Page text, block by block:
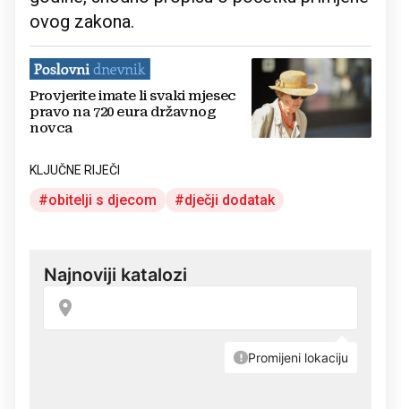
ovog zakona.
Provjerite imate li svaki mjesec
pravo na 720 eura državnog
novca
KLJUČNE RIJEČI
obitelji s djecom dječji dodatak